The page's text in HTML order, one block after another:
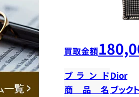
買取金額
ブランドDior
商品名 ブック